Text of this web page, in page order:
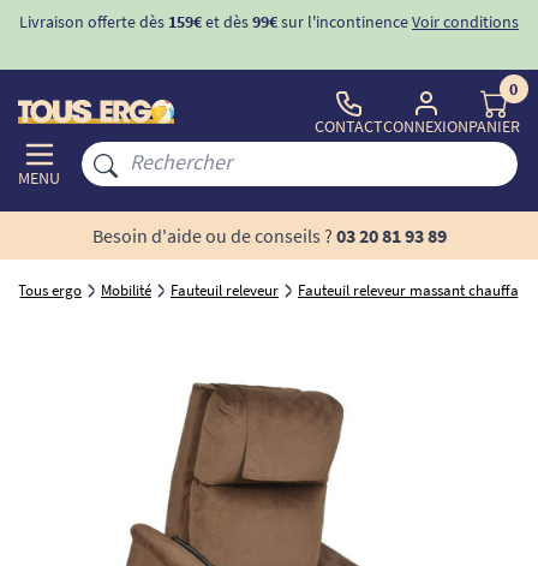
Livraison offerte dès 159€et dès99€sur l'incontinenceVoir conditions
MENU
CONTACTCONNEXION
0
PANIER
Besoin d'aide ou de conseils ? 03 20 81 93 89
Tous ergo Mobilité Fauteuil releveur Fauteuil releveur massant chauffant